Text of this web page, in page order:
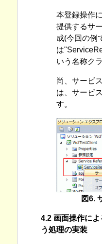
本登録操作
提供するサ
成(今回の例
は
いう名称ク
尚、サービ
は、サービ
す。
図6.
4.2 画面操作に
う処理の実装